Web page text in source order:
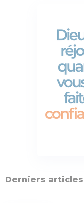
Derniers articles